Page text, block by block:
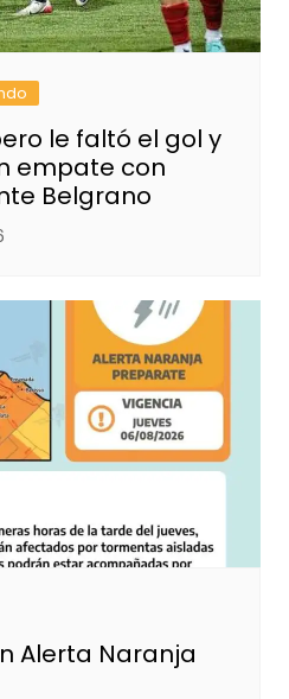
le faltó el gol y
empate con
Belgrano
Alerta Naranja